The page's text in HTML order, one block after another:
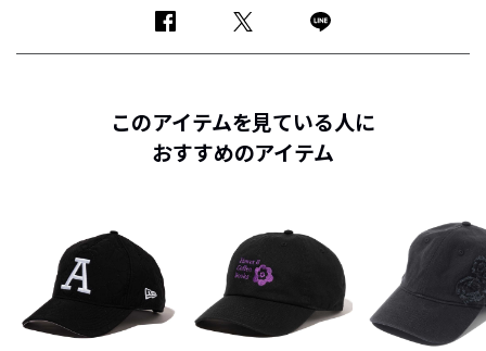
このアイテムを見ている人に
おすすめのアイテム